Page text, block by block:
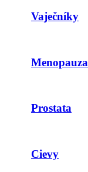
Vaječníky
Menopauza
Prostata
Cievy